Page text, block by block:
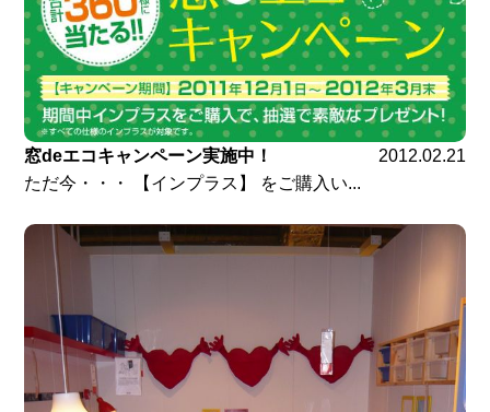
窓deエコキャンペーン実施中！
2012.02.21
ただ今・・・ 【インプラス】 をご購入い...